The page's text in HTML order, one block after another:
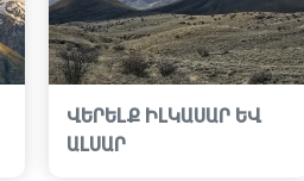
ՎԵՐԵԼՔ ԻԼԿԱՍԱՐ ԵՎ
ԱԼՍԱՐ